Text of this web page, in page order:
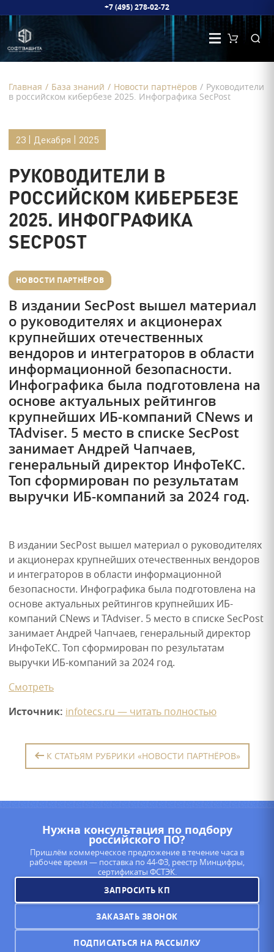
+7 (495) 278-02-72
Главная / База знаний / Новости партнёров / Руководители
в российском кибербезе 2025. Инфографика SecPost
23 | Декабря | 2025
РУКОВОДИТЕЛИ В
РОССИЙСКОМ КИБЕРБЕЗЕ
2025. ИНФОГРАФИКА
SECPOST
НОВОСТИ ПАРТНЁРОВ
В издании SecPost вышел материал
о руководителях и акционерах
крупнейших отечественных
вендоров и интеграторов в области
информационной безопасности.
Инфографика была подготовлена на
основе актуальных рейтингов
крупнейших ИБ-компаний CNews и
TAdviser. 5 место в списке SecPost
занимает Андрей Чапчаев,
генеральный директор ИнфоТеКС.
Топ сформирован по результатам
выручки ИБ-компаний за 2024 год.
В издании SecPost вышел материал о руководителях
и акционерах крупнейших отечественных вендоров
и интеграторов в области информационной
безопасности. Инфографика была подготовлена на
основе актуальных рейтингов крупнейших ИБ-
компаний CNews и TAdviser. 5 место в списке SecPost
занимает Андрей Чапчаев, генеральный директор
ИнфоТеКС. Топ сформирован по результатам
выручки ИБ-компаний за 2024 год.
Смотреть
Источник: infotecs.ru — читать полностью
К СТАТЬЯМ РУБРИКИ «НОВОСТИ ПАРТНЁРОВ»
Нужна консультация по подбору
российского ПО?
Пришлём коммерческое предложение в течение часа в
рабочее время — поставка по 44-ФЗ, реестр Минцифры,
сертификаты ФСТЭК.
ЗАПРОСИТЬ КП
ЗАКАЗАТЬ ЗВОНОК
ПОДПИСАТЬСЯ НА РАССЫЛКУ